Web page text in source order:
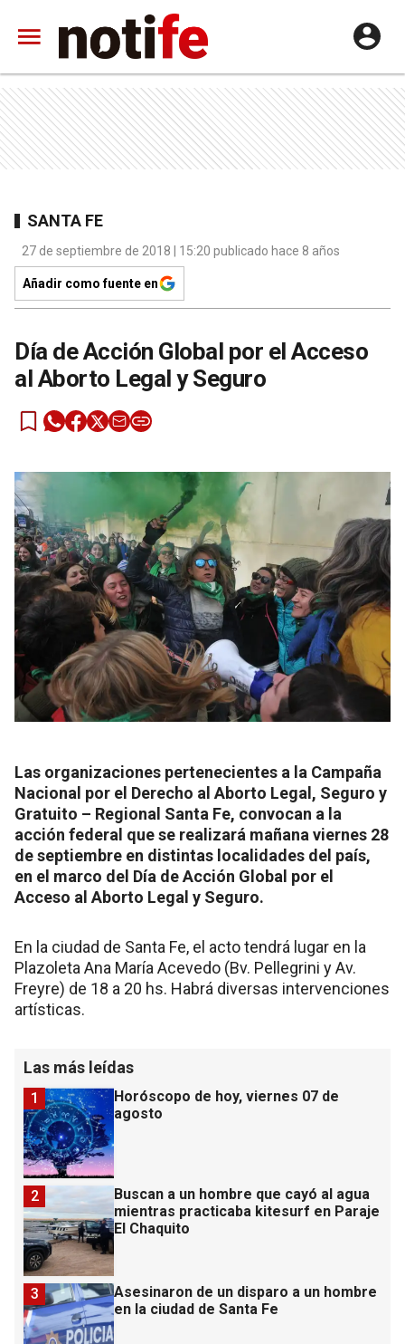
SANTA FE
27 de septiembre de 2018 | 15:20 publicado hace 8 años
Añadir como fuente en
Día de Acción Global por el Acceso
al Aborto Legal y Seguro
Las organizaciones pertenecientes a la Campaña
Nacional por el Derecho al Aborto Legal, Seguro y
Gratuito – Regional Santa Fe, convocan a la
acción federal que se realizará mañana viernes 28
de septiembre en distintas localidades del país,
en el marco del Día de Acción Global por el
Acceso al Aborto Legal y Seguro.
En la ciudad de Santa Fe, el acto tendrá lugar en la
Plazoleta Ana María Acevedo (Bv. Pellegrini y Av.
Freyre) de 18 a 20 hs. Habrá diversas intervenciones
artísticas.
Las más leídas
Horóscopo de hoy, viernes 07 de
agosto
1
Buscan a un hombre que cayó al agua
mientras practicaba kitesurf en Paraje
El Chaquito
2
Asesinaron de un disparo a un hombre
en la ciudad de Santa Fe
3